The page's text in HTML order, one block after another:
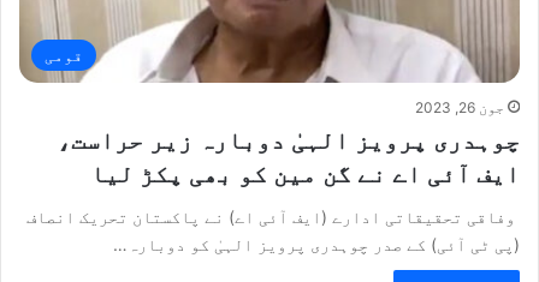
قومی
جون 26, 2023
چوہدری پرویز الہیٰ دوبارہ زیر حراست،
ایف آئی اے نے گن مین کو بھی پکڑ لیا
وفاقی تحقیقاتی ادارے (ایف آئی اے) نے پاکستان تحریک انصاف
(پی ٹی آئی) کے صدر چوہدری پرویز الہیٰ کو دوبارہ…